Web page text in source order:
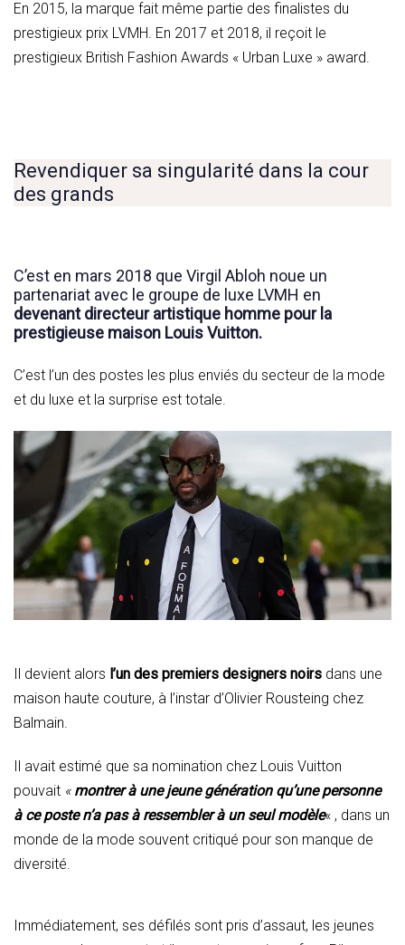
En 2015, la marque fait même partie des finalistes du
prestigieux prix LVMH. En 2017 et 2018, il reçoit le
prestigieux British Fashion Awards « Urban Luxe » award.
Revendiquer sa singularité dans la cour
des grands
C’est en mars 2018 que Virgil Abloh noue un
partenariat avec le groupe de luxe LVMH en
devenant directeur artistique homme pour la
prestigieuse maison Louis Vuitton.
C’est l’un des postes les plus enviés du secteur de la mode
et du luxe et la surprise est totale.
Il devient alors l’un des premiers designers noirs dans une
maison haute couture, à l’instar d’Olivier Rousteing chez
Balmain.
Il avait estimé que sa nomination chez Louis Vuitton
pouvait « montrer à une jeune génération qu’une personne
à ce poste n’a pas à ressembler à un seul modèle« , dans un
monde de la mode souvent critiqué pour son manque de
diversité.
Immédiatement, ses défilés sont pris d’assaut, les jeunes